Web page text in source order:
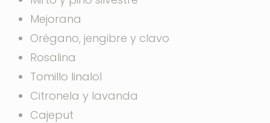
Mejorana
Orégano, jengibre y clavo
Rosalina
Tomillo linalol
Citronela y lavanda
Cajeput